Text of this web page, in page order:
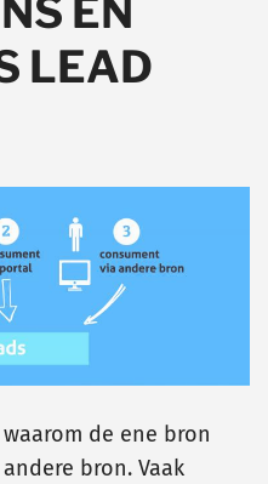
EN
LEAD
de ene bron
bron. Vaak